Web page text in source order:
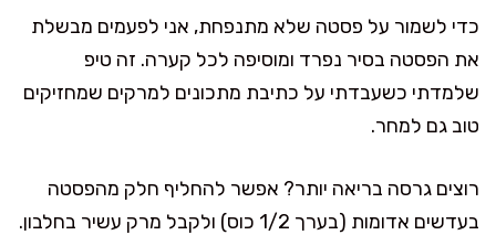
כדי לשמור על פסטה שלא מתנפחת, אני לפעמים מבשלת
את הפסטה בסיר נפרד ומוסיפה לכל קערה. זה טיפ
שלמדתי כשעבדתי על כתיבת מתכונים למרקים שמחזיקים
טוב גם למחר.
רוצים גרסה בריאה יותר? אפשר להחליף חלק מהפסטה
בעדשים אדומות (בערך 1/2 כוס) ולקבל מרק עשיר בחלבון.